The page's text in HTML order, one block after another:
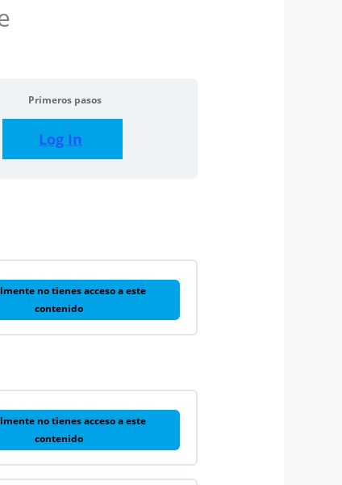
Primeros pasos
Log In
no tienes acceso a este
contenido
no tienes acceso a este
contenido